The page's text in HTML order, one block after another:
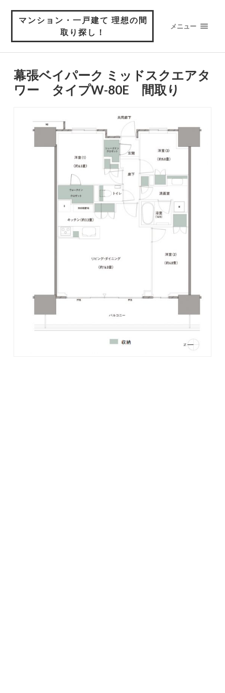
マンション・一戸建て 理想の間
取り探し！
メニュー
幕張ベイパーク ミッドスクエアタ
ワー タイプW-80E 間取り